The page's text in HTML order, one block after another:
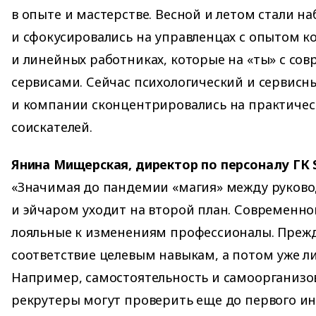
в опыте и мастерстве. Весной и летом стали
и сфокусировались на управленцах с опытом
и линейных работниках, которые на «ты» с
сервисами. Сейчас психологический и
и компании сконцентрировались на
соискателей.
Янина Мищерская, директор по персоналу ГК
«Значимая до пандемии «магия» между
и эйчаром уходит на второй план.
лояльные к изменениям профессионалы.
соответствие целевым навыкам, а потом уже
Например, самостоятельность и
рекрутеры могут проверить еще до первого